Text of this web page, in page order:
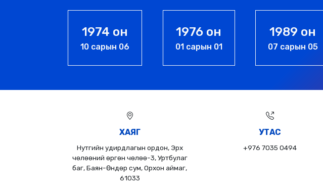
1976 он
01 сарын 01
1989 он
07 сарын 05
1990 он
07 сарын 29
ХАЯГ
Нутгийн удирдлагын ордон, Эрх
чөлөөний өргөн чөлөө-3, Уртбулаг
баг, Баян-Өндөр сум, Орхон аймаг,
61033
УТАС
+976 7035 0494